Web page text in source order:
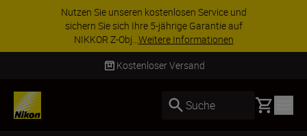
Nutzen Sie unseren kostenlosen Service und
sichern Sie sich Ihre 5-jährige Garantie auf
NIKKOR Z-Obj...Weitere Informationen
Kostenloser Versand
Suche Basket